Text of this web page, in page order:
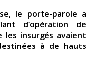
le porte-parole a
d’opération de
les insurgés avaient
à de hauts